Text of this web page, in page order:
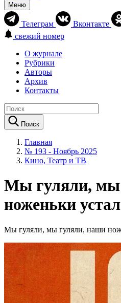
Меню
Телеграм Вконтакте
свежий номер
О журнале
Рубрики
Авторы
Архив
Контакты
Поиск
Главная
№ 193 - Ноябрь 2025
Кино, Театр и ТВ
Мы гуляли, мы
ноженьки
Мы гуляли, мы гуляли, наши